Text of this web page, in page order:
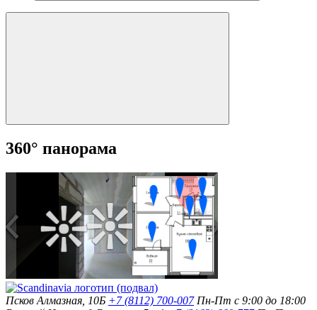
360° панорама
Псков Алмазная, 10Б +7 (8112) 700-007 Пн-Пт с 9:00 до 18:00